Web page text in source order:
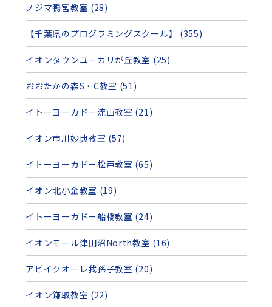
ノジマ鴨宮教室 (28)
【千葉県のプログラミングスクール】 (355)
イオンタウンユーカリが丘教室 (25)
おおたかの森S・C教室 (51)
イトーヨーカドー流山教室 (21)
イオン市川妙典教室 (57)
イトーヨーカドー松戸教室 (65)
イオン北小金教室 (19)
イトーヨーカドー船橋教室 (24)
イオンモール津田沼North教室 (16)
アビイクオーレ我孫子教室 (20)
イオン鎌取教室 (22)